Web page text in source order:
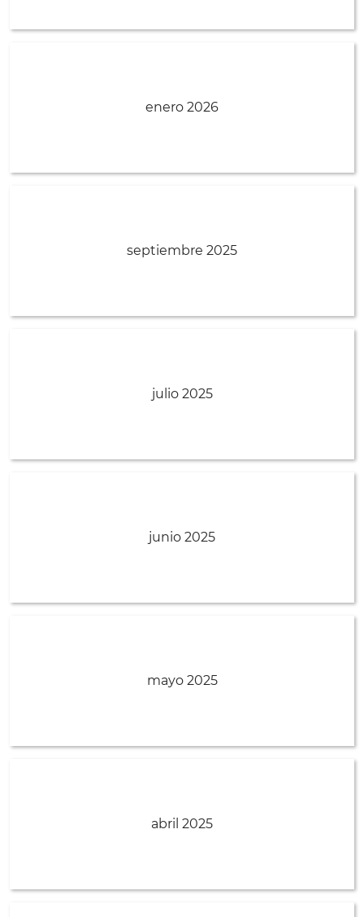
enero 2026
septiembre 2025
julio 2025
junio 2025
mayo 2025
abril 2025